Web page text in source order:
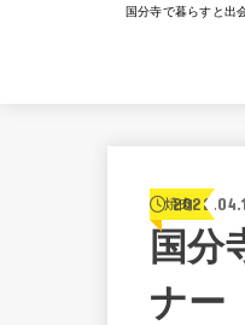
国分寺で暮らすと出
焼肉
国分
ナー